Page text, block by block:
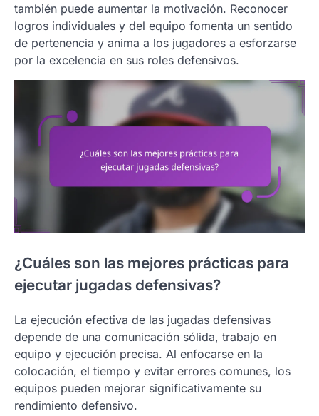
también puede aumentar la motivación. Reconocer
logros individuales y del equipo fomenta un sentido
de pertenencia y anima a los jugadores a esforzarse
por la excelencia en sus roles defensivos.
¿Cuáles son las mejores prácticas para
ejecutar jugadas defensivas?
La ejecución efectiva de las jugadas defensivas
depende de una comunicación sólida, trabajo en
equipo y ejecución precisa. Al enfocarse en la
colocación, el tiempo y evitar errores comunes, los
equipos pueden mejorar significativamente su
rendimiento defensivo.